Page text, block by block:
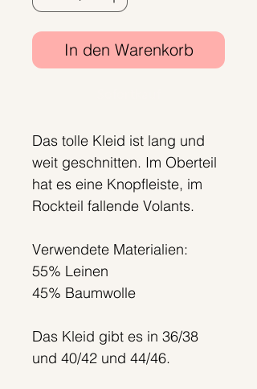
In den Warenkorb
Das tolle Kleid ist lang und
weit geschnitten. Im Oberteil
hat es eine Knopfleiste, im
Rockteil fallende Volants.
Verwendete Materialien:
55% Leinen
45% Baumwolle
Das Kleid gibt es in 36/38
und 40/42 und 44/46.